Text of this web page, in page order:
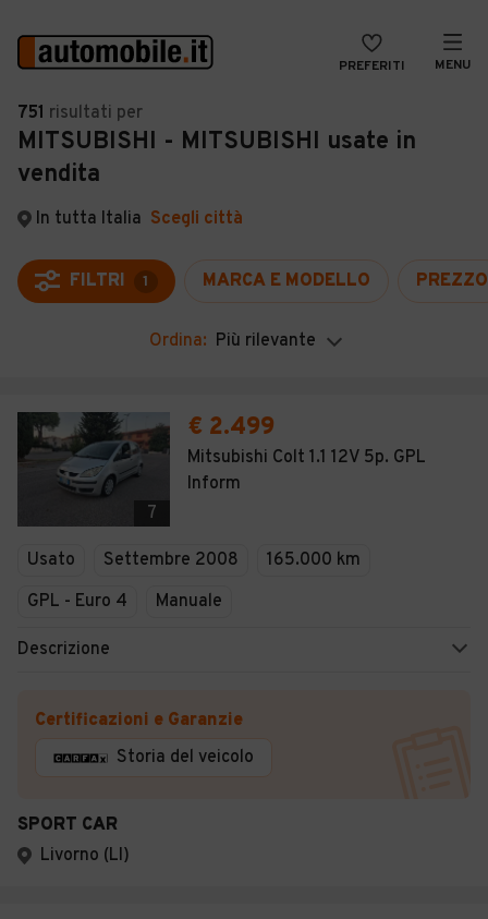
PREFERITI MENU
Auto
Auto usate
Auto Km 0
Auto Nuove
Moto
Camper
Veicoli Commerciali
VENDI
MAGAZINE
ACCEDI
751 risultati per
MITSUBISHI - MITSUBISHI usate in
vendita
In tutta Italia Scegli città
FILTRI 1 MARCA E MODELLO PREZZO
Ordina: Più rilevante
7
€ 2.499
Mitsubishi Colt 1.1 12V 5p. GPL
Inform
Usato Settembre 2008
165.000 km
GPL - Euro 4
Manuale
Descrizione
Certificazioni e Garanzie
Storia del veicolo
SPORT CAR
Livorno (LI)